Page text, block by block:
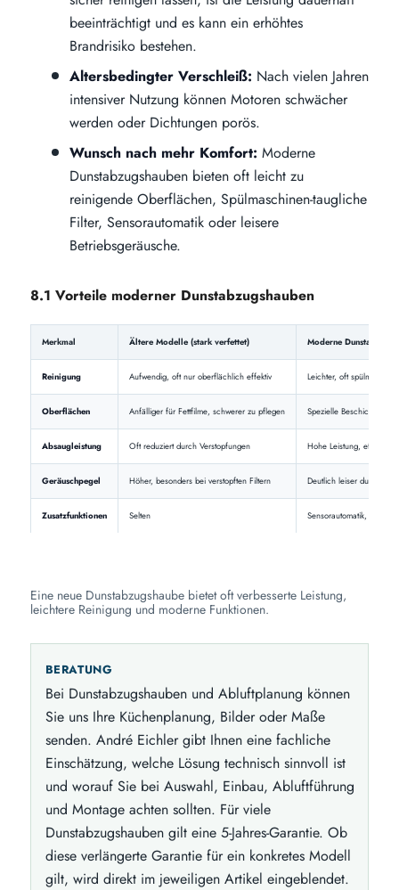
beeinträchtigt und es kann ein erhöhtes
Brandrisiko bestehen.
Altersbedingter Verschleiß: Nach vielen Jahren
intensiver Nutzung können Motoren schwächer
werden oder Dichtungen porös.
Wunsch nach mehr Komfort: Moderne
Dunstabzugshauben bieten oft leicht zu
reinigende Oberflächen, Spülmaschinen-taugliche
Filter, Sensorautomatik oder leisere
Betriebsgeräusche.
8.1 Vorteile moderner Dunstabzugshauben
Merkmal Ältere Modelle (stark verfettet) Moderne
Reinigung Aufwendig, oft nur oberflächlich effektiv Leichter, oft
Oberflächen Anfälliger für Fettfilme, schwerer zu pflegen Spezielle
Absaugleistung Oft reduziert durch Verstopfungen Hohe Leistung, effiziente
Geräuschpegel Höher, besonders bei verstopften Filtern Deutlich leiser durch
Zusatzfunktionen Selten Sensorautomatik, App-
Eine neue Dunstabzugshaube bietet oft verbesserte Leistung,
leichtere Reinigung und moderne Funktionen.
BERATUNG
Bei Dunstabzugshauben und Abluftplanung können
Sie uns Ihre Küchenplanung, Bilder oder Maße
senden. André Eichler gibt Ihnen eine fachliche
Einschätzung, welche Lösung technisch sinnvoll ist
und worauf Sie bei Auswahl, Einbau, Abluftführung
und Montage achten sollten. Für viele
Dunstabzugshauben gilt eine 5-Jahres-Garantie. Ob
diese verlängerte Garantie für ein konkretes Modell
gilt, wird direkt im jeweiligen Artikel eingeblendet.